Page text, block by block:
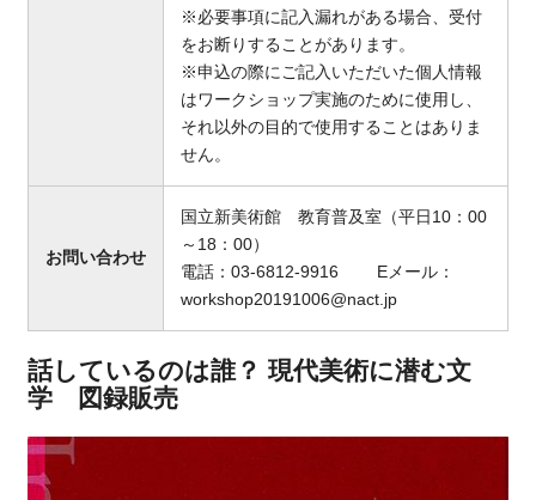
※必要事項に記入漏れがある場合、受付
をお断りすることがあります。
※申込の際にご記入いただいた個人情報
はワークショップ実施のために使用し、
それ以外の目的で使用することはありま
せん。
お問い合わせ
国立新美術館 教育普及室（平日10：00
～18：00）
電話：03-6812-9916 Eメール：
workshop20191006@nact.jp
話しているのは誰？ 現代美術に潜む文
学 図録販売